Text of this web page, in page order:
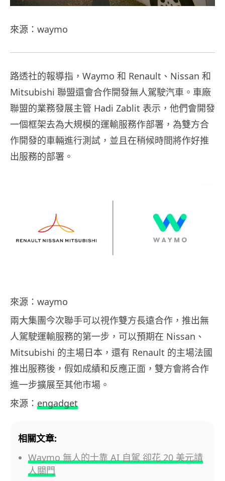
來源：waymo
路透社的報導指，Waymo 和 Renault、Nissan 和
Mitsubishi 聯盟還會合作開發無人駕駛汽車。車廠
聯盟的業務發展主管 Hadi Zablit 表示，他們會開發
一個框架去為大規模的運輸服務作部署，為雙方合
作開發的車輛進行測試，並且在稍候時間將作好推
出服務的部署。
來源：waymo
兩大集團今次聯手可以視作雙方長遠合作，推出無
人駕駛運輸服務的第一步，可以預期在 Nissan、
Mitsubishi 的主場日本，還有 Renault 的主場法國
推出服務後，假如成績和反應正面，雙方會將合作
進一步擴展至其他市場。
來源： engadget
相關文章:
Waymo 無人的士靠 AI 自駕 卻花 20 美元請
人關門